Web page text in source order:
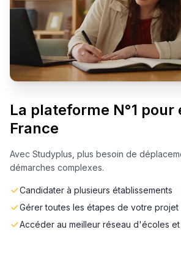
La plateforme N°1 pour
France
Avec Studyplus, plus besoin de
démarches complexes.
Candidater à plusieurs établissements
Gérer toutes les étapes de votre projet
Accéder au meilleur réseau d'écoles et